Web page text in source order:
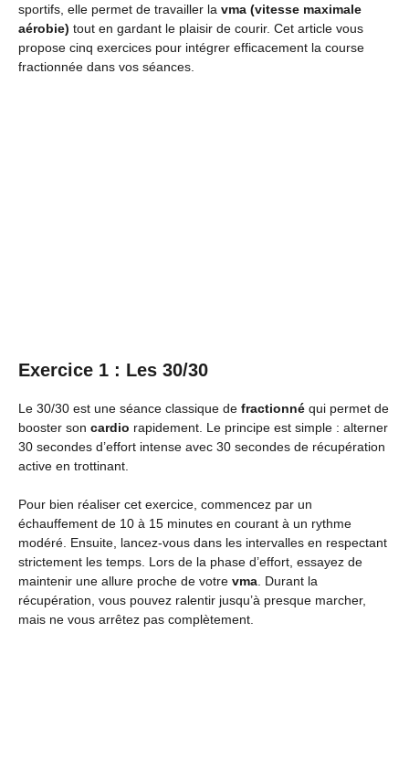
sportifs, elle permet de travailler la vma (vitesse maximale
aérobie) tout en gardant le plaisir de courir. Cet article vous
propose cinq exercices pour intégrer efficacement la course
fractionnée dans vos séances.
Exercice 1 : Les 30/30
Le 30/30 est une séance classique de fractionné qui permet de
booster son cardio rapidement. Le principe est simple : alterner
30 secondes d’effort intense avec 30 secondes de récupération
active en trottinant.
Pour bien réaliser cet exercice, commencez par un
échauffement de 10 à 15 minutes en courant à un rythme
modéré. Ensuite, lancez-vous dans les intervalles en respectant
strictement les temps. Lors de la phase d’effort, essayez de
maintenir une allure proche de votre vma . Durant la
récupération, vous pouvez ralentir jusqu’à presque marcher,
mais ne vous arrêtez pas complètement.